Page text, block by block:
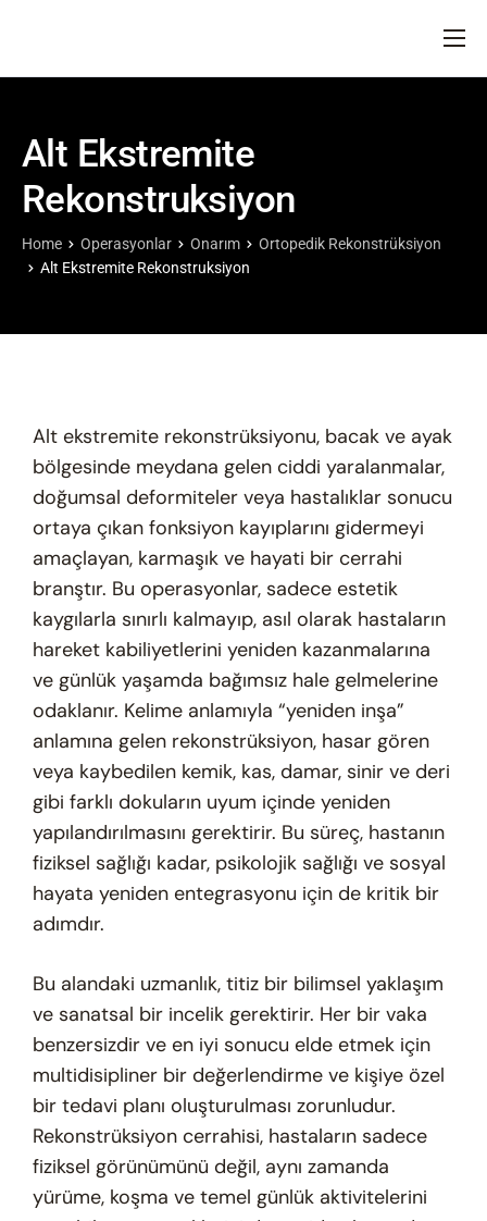
DOKTORLARIMIZ
OPERASYONLAR
BLOG
İLETIŞIM
Alt Ekstremite
Rekonstruksiyon
Home Operasyonlar Onarım
Ortopedik Rekonstrüksiyon
Alt Ekstremite Rekonstruksiyon
Alt ekstremite rekonstrüksiyonu, bacak ve ayak
bölgesinde meydana gelen ciddi yaralanmalar,
doğumsal deformiteler veya hastalıklar sonucu
ortaya çıkan fonksiyon kayıplarını gidermeyi
amaçlayan, karmaşık ve hayati bir cerrahi
branştır. Bu operasyonlar, sadece estetik
kaygılarla sınırlı kalmayıp, asıl olarak hastaların
hareket kabiliyetlerini yeniden kazanmalarına
ve günlük yaşamda bağımsız hale gelmelerine
odaklanır. Kelime anlamıyla “yeniden inşa”
anlamına gelen rekonstrüksiyon, hasar gören
veya kaybedilen kemik, kas, damar, sinir ve deri
gibi farklı dokuların uyum içinde yeniden
yapılandırılmasını gerektirir. Bu süreç, hastanın
fiziksel sağlığı kadar, psikolojik sağlığı ve sosyal
hayata yeniden entegrasyonu için de kritik bir
adımdır.
Bu alandaki uzmanlık, titiz bir bilimsel yaklaşım
ve sanatsal bir incelik gerektirir. Her bir vaka
benzersizdir ve en iyi sonucu elde etmek için
multidisipliner bir değerlendirme ve kişiye özel
bir tedavi planı oluşturulması zorunludur.
Rekonstrüksiyon cerrahisi, hastaların sadece
fiziksel görünümünü değil, aynı zamanda
yürüme, koşma ve temel günlük aktivitelerini